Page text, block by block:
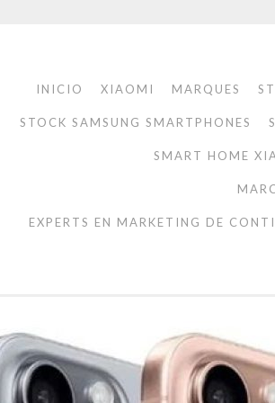
INICIO XIAOMI MARQUES
STOCK SAMSUNG SMARTPHONES
SMART HOME
EXPERTS EN MARKETING DE